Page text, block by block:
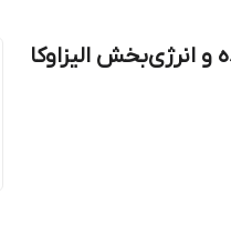
انرژی‌بخش الیزاوکا